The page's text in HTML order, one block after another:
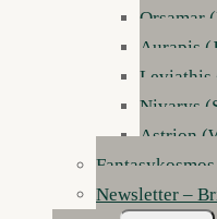
Orsamar
Aurapis
Leviathis
Nivarys
Astrion
Newsletter –